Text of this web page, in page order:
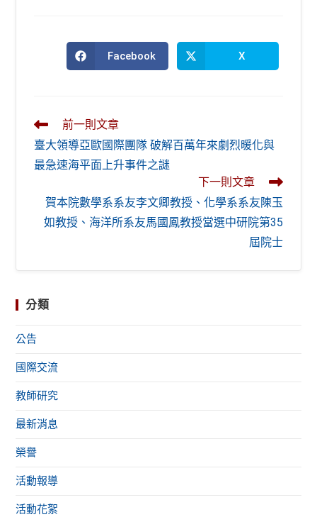
Opens
in
Facebook
Opens
in
X
Read
more
articles
前一則文章
臺大領導亞歐國際團隊 破解百萬年來劇烈暖化與
最急速海平面上升事件之謎
下一則文章
賀本院數學系系友李文卿教授、化學系系友陳玉
如教授、海洋所系友馬國鳳教授當選中研院第35
屆院士
分類
公告
國際交流
教師研究
最新消息
榮譽
活動報導
活動花絮